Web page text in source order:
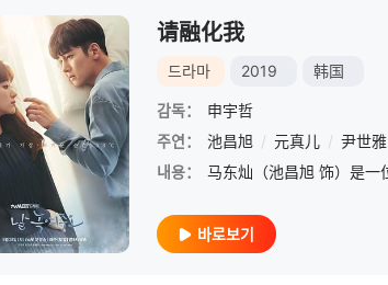
请融化我
드라마 2019 韩国
감독：
申宇哲
주연：
池昌旭 / 元真儿 / 尹世雅
내용：
바로보기